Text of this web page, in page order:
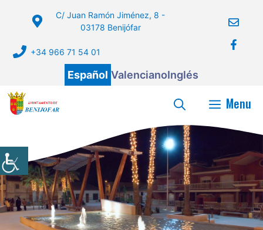
C/ Juan Ramón Jiménez, 8 -
03178 Benijófar
+34 966 71 54 01
Español ValencianoInglés
Menu